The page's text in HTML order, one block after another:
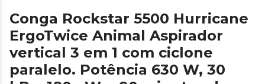
Conga Rockstar 5500 Hurricane
ErgoTwice Animal Aspirador
vertical 3 em 1 com ciclone
paralelo. Potência 630 W, 30